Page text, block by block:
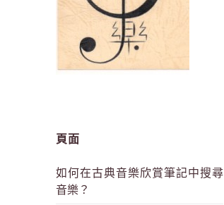
頁面
如何在古典音樂欣賞筆記中搜尋
音樂？